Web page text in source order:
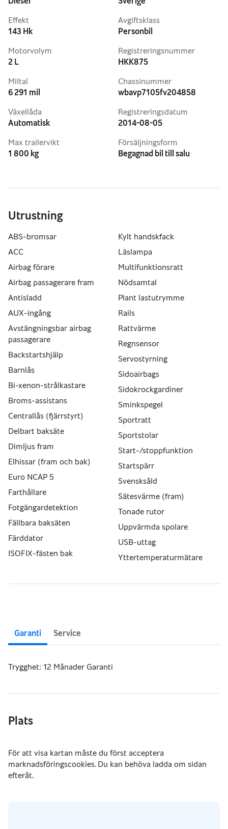
Effekt
143 Hk
Motorvolym
2 L
Miltal
6 291 mil
Växellåda
Automatisk
Max trailervikt
1 800 kg
Avgiftsklass
Personbil
Registreringsnummer
HKK875
Chassinummer
wbavp7105fv204858
Registreringsdatum
2014-08-05
Försäljningsform
Begagnad bil till salu
Utrustning
ABS-bromsar
ACC
Airbag förare
Airbag passagerare fram
Antisladd
AUX-ingång
Avstängningsbar airbag
passagerare
Backstartshjälp
Barnlås
Bi-xenon-strålkastare
Broms-assistans
Centrallås (fjärrstyrt)
Delbart baksäte
Dimljus fram
Elhissar (fram och bak)
Euro NCAP 5
Farthållare
Fotgängardetektion
Fällbara baksäten
Färddator
ISOFIX-fästen bak
Kylt handskfack
Läslampa
Multifunktionsratt
Nödsamtal
Plant lastutrymme
Rails
Rattvärme
Regnsensor
Servostyrning
Sidoairbags
Sidokrockgardiner
Sminkspegel
Sportratt
Sportstolar
Start-/stoppfunktion
Startspärr
Svensksåld
Sätesvärme (fram)
Tonade rutor
Uppvärmda spolare
USB-uttag
Yttertemperaturmätare
Garanti Service
Trygghet: 12 Månader Garanti
Plats